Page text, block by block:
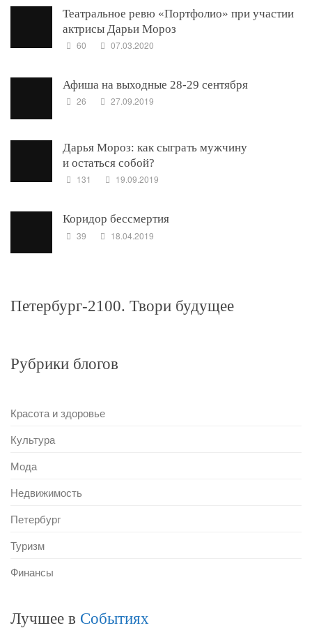
Театральное ревю «Портфолио» при участии
актрисы Дарьи Мороз
60 07.03.2020
Афиша на выходные 28-29 сентября
26 27.09.2019
Дарья Мороз: как сыграть мужчину
и остаться собой?
131 19.09.2019
Коридор бессмертия
39 18.04.2019
Петербург-2100. Твори будущее
Рубрики блогов
Красота и здоровье
Культура
Мода
Недвижимость
Петербург
Туризм
Финансы
Лучшее в Событиях